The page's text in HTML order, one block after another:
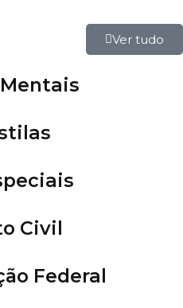
Ver tudo
Civil
Federal